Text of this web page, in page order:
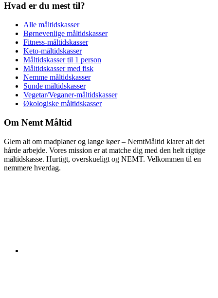
Hvad er du mest til?
Alle måltidskasser
Børnevenlige måltidskasser
Fitness-måltidskasser
Keto-måltidskasser
Måltidskasser til 1 person
Måltidskasser med fisk
Nemme måltidskasser
Sunde måltidskasser
Vegetar/Veganer-måltidskasser
Økologiske måltidskasser
Om Nemt Måltid
Glem alt om madplaner og lange køer – NemtMåltid klarer alt det
hårde arbejde. Vores mission er at matche dig med den helt rigtige
måltidskasse. Hurtigt, overskueligt og NEMT. Velkommen til en
nemmere hverdag.